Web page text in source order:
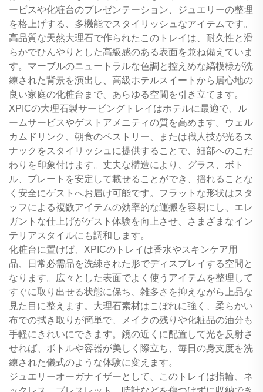
ービスや化粧台のプレゼンテーション、ジュエリーの整理
を格上げする、多機能でスタイリッシュなアイテムです。
高品質な天然大理石で作られたこのトレイは、耐久性と滑
らかでひんやりとした高級感のある表面を兼ね備えていま
す。マーブルのニュートラルな色調と控えめな縞模様が洗
練された背景を演出し、高級ホテルスイートから居心地の
良い家庭の化粧台まで、あらゆる空間を引き立てます。
XPICの大理石製サービングトレイはホテルに最適で、ル
ームサービスやゲストアメニティの質を高めます。ウェル
カムドリンク、朝食のペストリー、または職人技が光るス
ナックをスタイリッシュに提供することで、細部へのこだ
わりを印象付けます。丈夫な構造により、グラス、ボト
ル、プレートを安定して載せることができ、揺れることな
く安全にゲストへお届け可能です。フラットな形状はスタ
ッフによる複数アイテムの効率的な運搬を容易にし、エレ
ガントな仕上げがゲスト体験を向上させ、さまざまなイン
テリアスタイルにも調和します。
化粧台に置けば、XPICのトレイは香水やスキンケア用
品、日常必需品を洗練された形でディスプレイする空間と
なります。広々とした表面でよく使うアイテムを整理して
すぐに取り出せる状態に保ち、雑多さを抑えながら上品な
見た目に整えます。大理石素材はこぼれに強く、柔らかい
布での拭き取りが簡単で、メイクの残りや化粧品の油分も
手軽にきれいにできます。鏡の近くに配置して光を反射さ
せれば、ボトルや容器が美しく際立ち、毎日の身支度を洗
練された儀式のような体験に変えます。
ジュエリーオーガナイザーとして、このトレイは指輪、ネ